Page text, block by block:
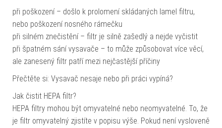
při poškození – došlo k prolomení skládaných lamel filtru,
nebo poškození nosného rámečku
při silném znečistění – filtr je silně zašedlý a nejde vyčistit
při špatném sání vysavače – to může způsobovat více věcí,
ale zanesený filtr patří mezi nejčastější příčiny
Přečtěte si: Vysavač nesaje nebo při práci vypíná?
Jak čistit HEPA filtr?
HEPA filtry mohou být omyvatelné nebo neomyvatelné. To, že
je filtr omyvatelný zjistíte v popisu výše. Pokud není vysloveně